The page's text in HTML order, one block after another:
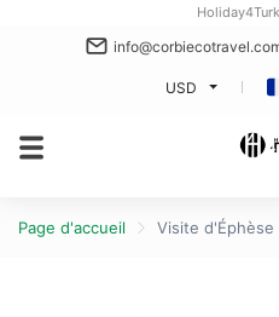
USD
Page d'accueil Visite